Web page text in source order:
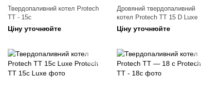
Твердопаливний котел Protech
ТТ - 15с
Ціну уточнюйте
Дровяний твердопаливний
котел Protech ТТ 15 D Luxe
Ціну уточнюйте